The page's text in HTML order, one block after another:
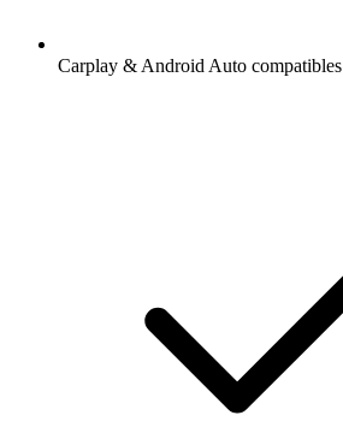
Carplay & Android Auto compatibles